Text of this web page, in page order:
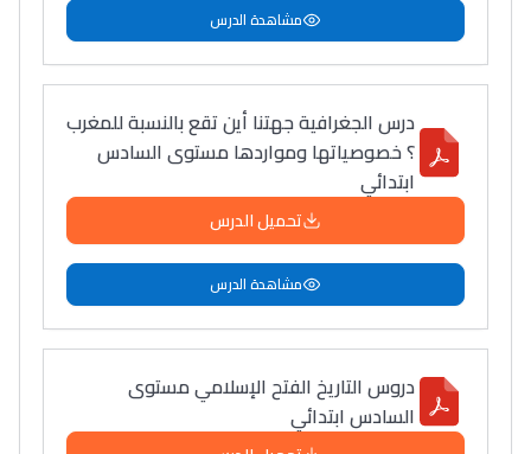
مشاهدة الدرس
درس الجغرافية جهتنا أين تقع بالنسبة للمغرب
؟ خصوصياتها ومواردها مستوى السادس
ابتدائي
تحميل الدرس
مشاهدة الدرس
دروس التاريخ الفتح الإسلامي مستوى
السادس ابتدائي